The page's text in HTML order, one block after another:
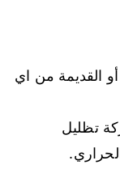
القديمة من اي
تظليل